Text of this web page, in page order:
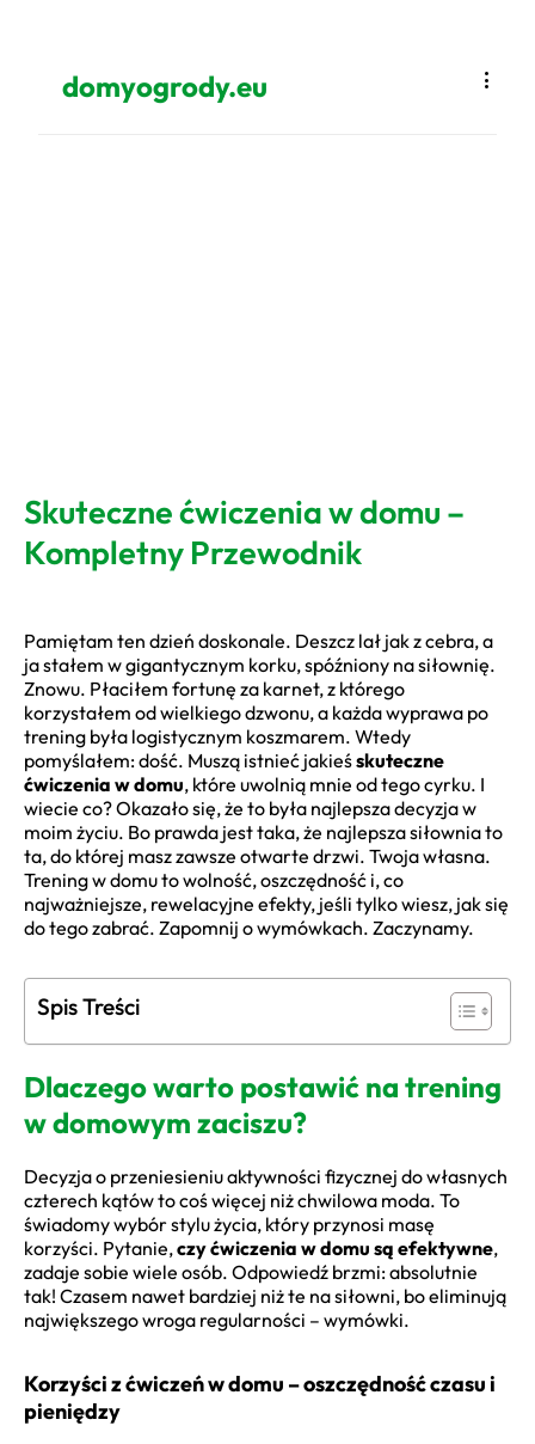
domyogrody.eu
Skuteczne ćwiczenia w domu –
Kompletny Przewodnik
Pamiętam ten dzień doskonale. Deszcz lał jak z cebra, a
ja stałem w gigantycznym korku, spóźniony na siłownię.
Znowu. Płaciłem fortunę za karnet, z którego
korzystałem od wielkiego dzwonu, a każda wyprawa po
trening była logistycznym koszmarem. Wtedy
pomyślałem: dość. Muszą istnieć jakieśskuteczne
ćwiczenia w domu, które uwolnią mnie od tego cyrku. I
wiecie co? Okazało się, że to była najlepsza decyzja w
moim życiu. Bo prawda jest taka, że najlepsza siłownia to
ta, do której masz zawsze otwarte drzwi. Twoja własna.
Trening w domu to wolność, oszczędność i, co
najważniejsze, rewelacyjne efekty, jeśli tylko wiesz, jak się
do tego zabrać. Zapomnij o wymówkach. Zaczynamy.
Spis Treści
Dlaczego warto postawić na trening
w domowym zaciszu?
Decyzja o przeniesieniu aktywności fizycznej do własnych
czterech kątów to coś więcej niż chwilowa moda. To
świadomy wybór stylu życia, który przynosi masę
korzyści. Pytanie,czy ćwiczenia w domu są efektywne,
zadaje sobie wiele osób. Odpowiedź brzmi: absolutnie
tak! Czasem nawet bardziej niż te na siłowni, bo eliminują
największego wroga regularności – wymówki.
Korzyści z ćwiczeń w domu – oszczędność czasu i
pieniędzy